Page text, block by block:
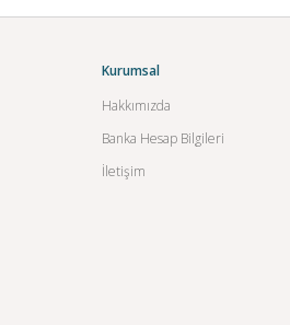
Kurumsal
Hakkımızda
Banka Hesap Bilgileri
İletişim